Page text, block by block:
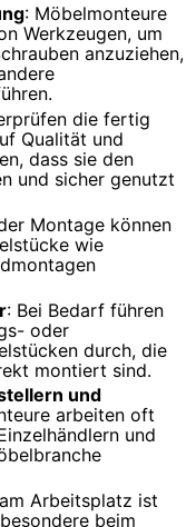
: Möbelmonteure
Werkzeugen, um
anzuziehen,
die fertig
Qualität und
dass sie den
und sicher genutzt
Montage können
wie
: Bei Bedarf führen
oder
durch, die
montiert sind.
und
arbeiten oft
und
Arbeitsplatz ist
beim